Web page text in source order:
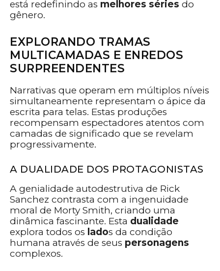
está redefinindo as melhores séries do
gênero.
EXPLORANDO TRAMAS
MULTICAMADAS E ENREDOS
SURPREENDENTES
Narrativas que operam em múltiplos níveis
simultaneamente representam o ápice da
escrita para telas. Estas produções
recompensam espectadores atentos com
camadas de significado que se revelam
progressivamente.
A DUALIDADE DOS PROTAGONISTAS
A genialidade autodestrutiva de Rick
Sanchez contrasta com a ingenuidade
moral de Morty Smith, criando uma
dinâmica fascinante. Esta dualidade
explora todos os lados da condição
humana através de seus personagens
complexos.